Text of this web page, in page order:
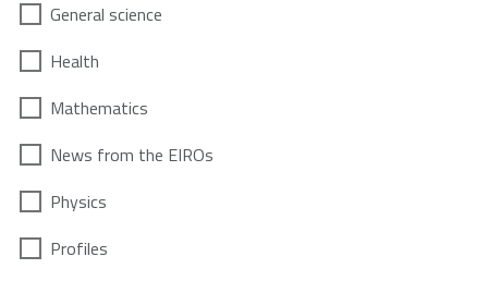
General science
Health
Mathematics
News from the EIROs
Physics
Profiles